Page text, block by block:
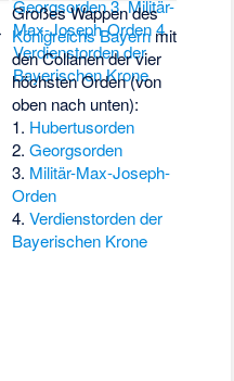
Großes Wappen des
Königreichs Bayernmit
den Collanen der vier
höchsten Orden (von
oben nach unten):
1. Hubertusorden
2.Georgsorden
3. Militär-Max-Joseph-
Orden
4.Verdienstorden der
Bayerischen Krone